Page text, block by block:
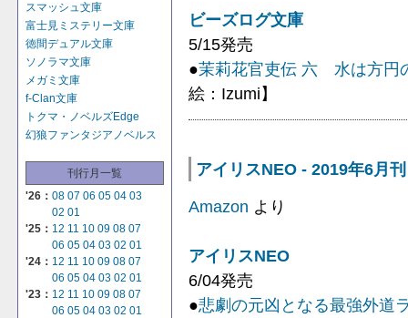
スマッシュ文庫
富士見ミステリー文庫
徳間デュアル文庫
ソノラマ文庫
メガミ文庫
f-Clan文庫
トクマ・ノベルズEdge
幻狼ファンタジアノベルス
刊行月一覧
'26： 08 07 06 05 04 03
02 01
'25： 12 11 10 09 08 07
06 05 04 03 02 01
'24： 12 11 10 09 08 07
06 05 04 03 02 01
'23： 12 11 10 09 08 07
06 05 04 03 02 01
ビーズログ文庫
5/15発売
●茉莉花官吏伝 六 水は方円
絵：Izumi】
アイリスNEO - 2019年6月刊
Amazon より
アイリスNEO
6/04発売
●悲劇の元凶となる最強外道